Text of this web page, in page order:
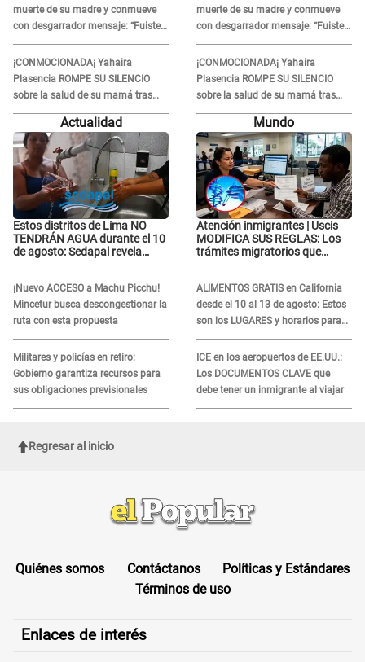
muerte de su madre y conmueve
con desgarrador mensaje: “Fuiste
una gran mujer”
¡CONMOCIONADA¡ Yahaira
Plasencia ROMPE SU SILENCIO
sobre la salud de su mamá tras
APARECER en centro oncológico:
“La oración tiene poder”
muerte de su madre y conmueve
con desgarrador mensaje: “Fuiste
una gran mujer”
¡CONMOCIONADA¡ Yahaira
Plasencia ROMPE SU SILENCIO
sobre la salud de su mamá tras
APARECER en centro oncológico:
“La oración tiene poder”
Actualidad
Estos distritos de Lima NO
TENDRÁN AGUA durante el 10
de agosto: Sedapal revela
¡Nuevo ACCESO a Machu Picchu!
Mincetur busca descongestionar la
ruta con esta propuesta
Militares y policías en retiro:
Gobierno garantiza recursos para
sus obligaciones previsionales
Mundo
Atención inmigrantes | Uscis
MODIFICA SUS REGLAS: Los
trámites migratorios que
ALIMENTOS GRATIS en California
desde el 10 al 13 de agosto: Estos
son los LUGARES y horarios para
recibir la ayuda
ICE en los aeropuertos de EE.UU.:
Los DOCUMENTOS CLAVE que
debe tener un inmigrante al viajar
Regresar al inicio
Quiénes somos Contáctanos
Políticas y Estándares
Términos de uso
Enlaces de interés